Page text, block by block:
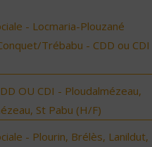
- Locmaria-Plouzané
Trébabu - CDD ou CDI
OU CDI - Ploudalmézeau,
St Pabu (H/F)
- Plourin, Brélès, Lanildut,